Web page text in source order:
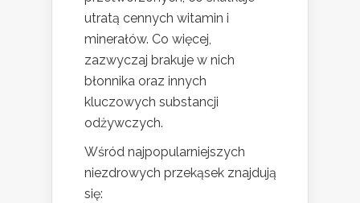
utratą cennych witamin i
minerałów. Co więcej,
zazwyczaj brakuje w nich
błonnika oraz innych
kluczowych substancji
odżywczych.
Wśród najpopularniejszych
niezdrowych przekąsek znajdują
się: